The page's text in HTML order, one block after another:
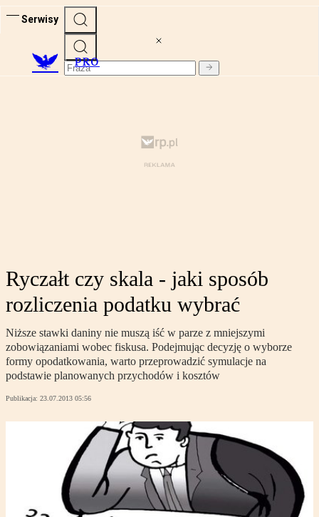
Serwisy
PRO
Ryczałt czy skala - jaki sposób
rozliczenia podatku wybrać
Niższe stawki daniny nie muszą iść w parze z mniejszymi
zobowiązaniami wobec fiskusa. Podejmując decyzję o wyborze
formy opodatkowania, warto przeprowadzić symulacje na
podstawie planowanych przychodów i kosztów
Publikacja: 23.07.2013 05:56